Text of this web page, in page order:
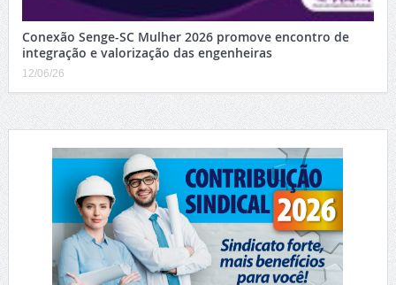
Conexão Senge-SC Mulher 2026 promove encontro de
integração e valorização das engenheiras
12/06/26